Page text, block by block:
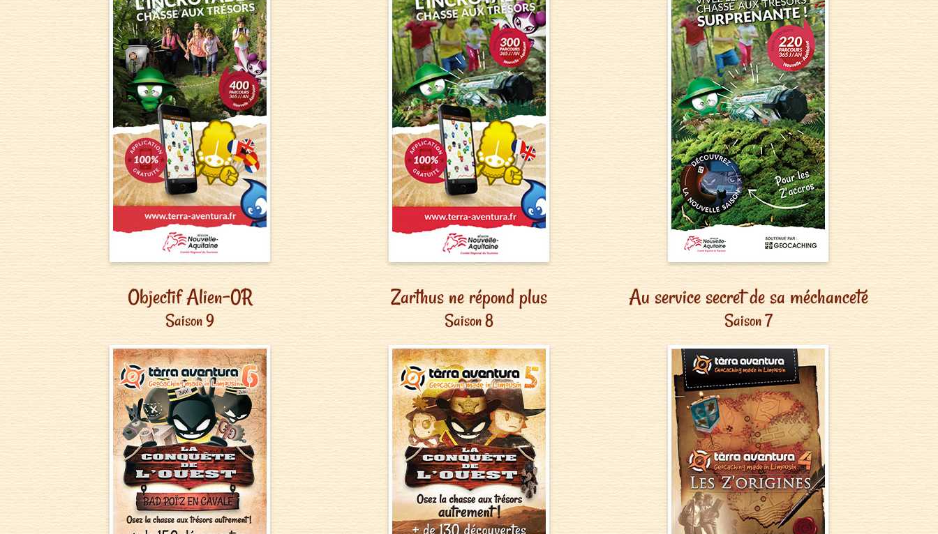
Objectif Alien-0R
Saison 9
Zarthus ne répond plus
Saison 8
Au service secret de sa méchanceté
Saison 7